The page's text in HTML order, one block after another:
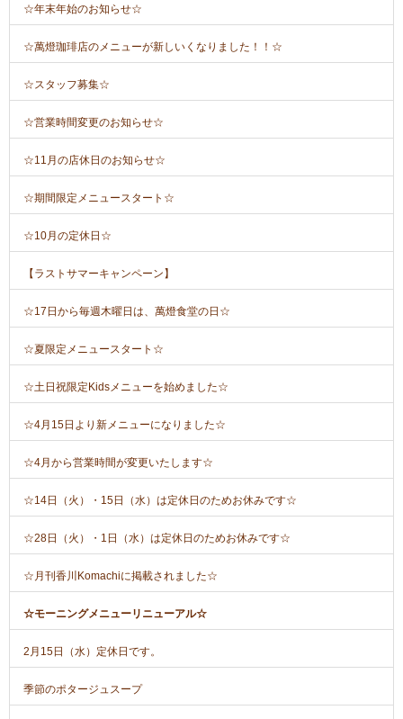
☆年末年始のお知らせ☆
☆萬燈珈琲店のメニューが新しいくなりました！！☆
☆スタッフ募集☆
☆営業時間変更のお知らせ☆
☆11月の店休日のお知らせ☆
☆期間限定メニュースタート☆
☆10月の定休日☆
【ラストサマーキャンペーン】
☆17日から毎週木曜日は、萬燈食堂の日☆
☆夏限定メニュースタート☆
☆土日祝限定Kidsメニューを始めました☆
☆4月15日より新メニューになりました☆
☆4月から営業時間が変更いたします☆
☆14日（火）・15日（水）は定休日のためお休みです☆
☆28日（火）・1日（水）は定休日のためお休みです☆
☆月刊香川Komachiに掲載されました☆
☆モーニングメニューリニューアル☆
2月15日（水）定休日です。
季節のポタージュスープ